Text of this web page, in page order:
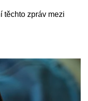
těchto zpráv mezi